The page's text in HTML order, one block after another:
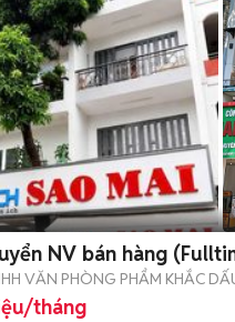
NV bán hàng
VĂN PHÒNG PHẨM KHẮC
tháng